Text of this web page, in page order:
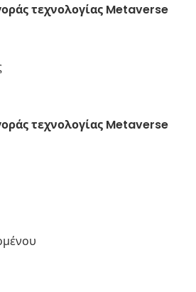
τεχνολογίας Metaverse
τεχνολογίας Metaverse